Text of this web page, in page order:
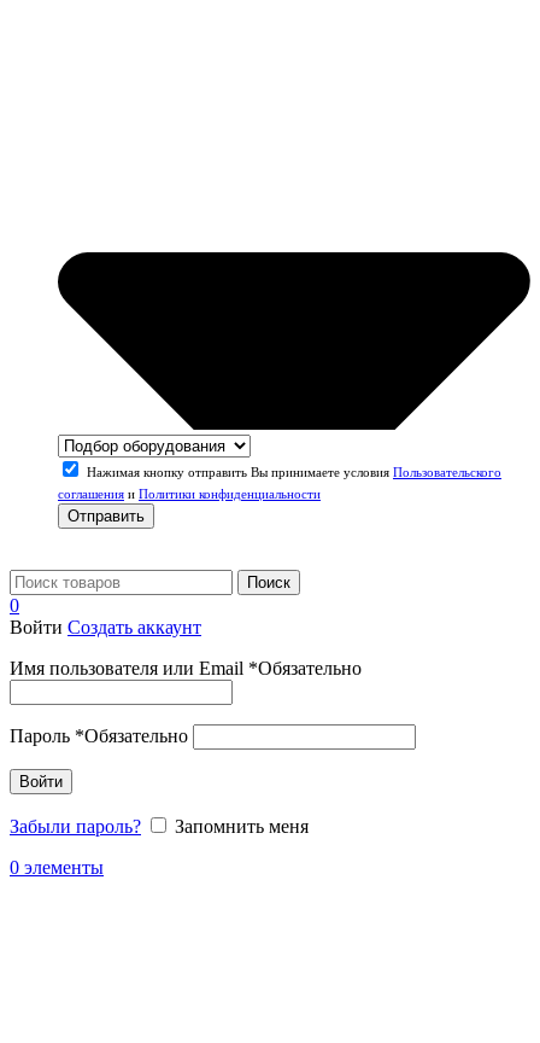
Нажимая кнопку отправить Вы принимаете условия Пользовательского
соглашения и Политики конфиденциальности
Отправить
Поиск
0
Войти Создать аккаунт
Имя пользователя или Email *Обязательно
Пароль *Обязательно
Войти
Забыли пароль?
Запомнить меня
0 элементы